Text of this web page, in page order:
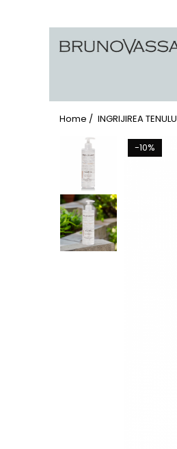
| GAME PRODUSE
Pure Solutions - Ten Acneic
Bioceuticals - Ten Matur
Lab Radiance - Stralucire
Skin Comfort - Ten Sensibil
White - Pete Pigmentare
The Basics - Rutina Simpla
Sun Defense - Protectie Solara
Home / INGRIJIREA
-10%